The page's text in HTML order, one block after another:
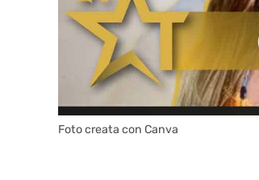
Foto creata con Canva